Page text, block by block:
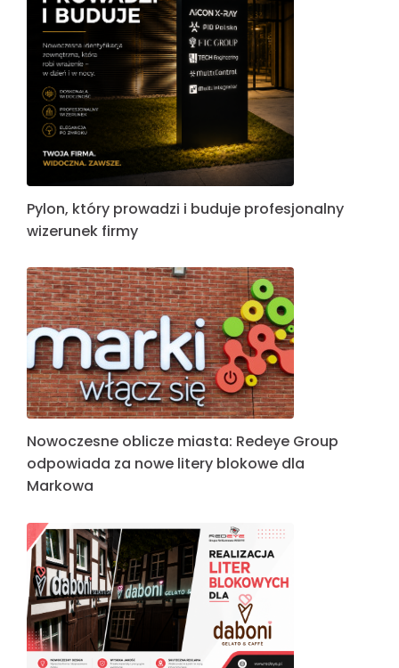
Pylon, który prowadzi i buduje profesjonalny
wizerunek firmy
Nowoczesne oblicze miasta: Redeye Group
odpowiada za nowe litery blokowe dla
Markowa